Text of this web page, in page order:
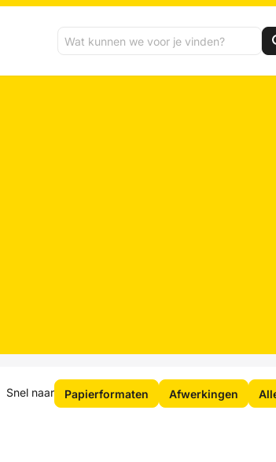
Snel naar Papierformaten Afwerkingen